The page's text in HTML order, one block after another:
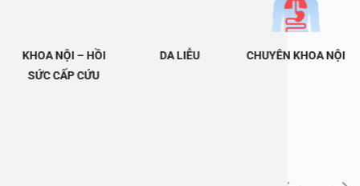
KHOA NỘI – HỒI
SỨC CẤP CỨU
DA LIỄU CHUYÊN KHOA NỘI